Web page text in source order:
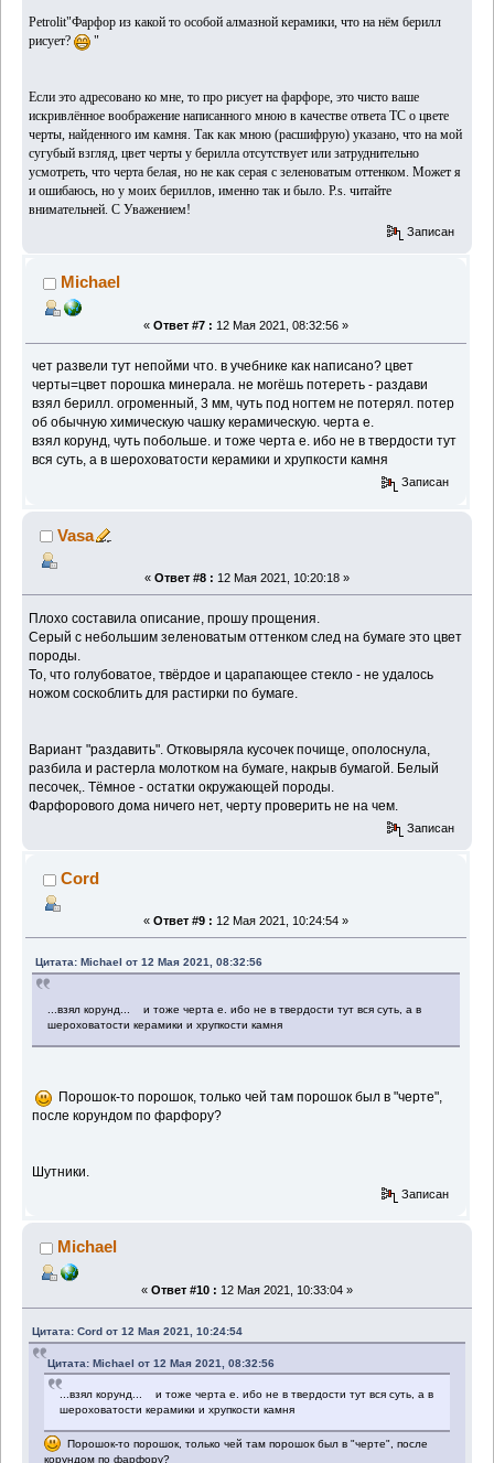
Petrolit"Фарфор из какой то особой алмазной керамики, что на нём берилл
рисует?
"
Если это адресовано ко мне, то про рисует на фарфоре, это чисто ваше
искривлённое воображение написанного мною в качестве ответа ТС о цвете
черты, найденного им камня. Так как мною (расшифрую) указано, что на мой
сугубый взгляд, цвет черты у берилла отсутствует или затруднительно
усмотреть, что черта белая, но не как серая с зеленоватым оттенком. Может я
и ошибаюсь, но у моих бериллов, именно так и было. Р.s. читайте
внимательней. С Уважением!
Записан
Michael
« Ответ #7 : 12 Мая 2021, 08:32:56 »
чет развели тут непойми что. в учебнике как написано? цвет
черты=цвет порошка минерала. не могёшь потереть - раздави
взял берилл. огроменный, 3 мм, чуть под ногтем не потерял. потер
об обычную химическую чашку керамическую. черта е.
взял корунд, чуть побольше. и тоже черта е. ибо не в твердости тут
вся суть, а в шероховатости керамики и хрупкости камня
Записан
Vasa
« Ответ #8 : 12 Мая 2021, 10:20:18 »
Плохо составила описание, прошу прощения.
Серый с небольшим зеленоватым оттенком след на бумаге это цвет
породы.
То, что голубоватое, твёрдое и царапающее стекло - не удалось
ножом соскоблить для растирки по бумаге.
Вариант "раздавить". Отковыряла кусочек почище, ополоснула,
разбила и растерла молотком на бумаге, накрыв бумагой. Белый
песочек,. Тёмное - остатки окружающей породы.
Фарфорового дома ничего нет, черту проверить не на чем.
Записан
Cord
« Ответ #9 : 12 Мая 2021, 10:24:54 »
Цитата: Michael от 12 Мая 2021, 08:32:56
...взял корунд... и тоже черта е. ибо не в твердости тут вся суть, а в
шероховатости керамики и хрупкости камня
Порошок-то порошок, только чей там порошок был в "черте",
после корундом по фарфору?
Шутники.
Записан
Michael
« Ответ #10 : 12 Мая 2021, 10:33:04 »
Цитата: Cord от 12 Мая 2021, 10:24:54
Цитата: Michael от 12 Мая 2021, 08:32:56
...взял корунд... и тоже черта е. ибо не в твердости тут вся суть, а в
шероховатости керамики и хрупкости камня
Порошок-то порошок, только чей там порошок был в "черте", после
корундом по фарфору?